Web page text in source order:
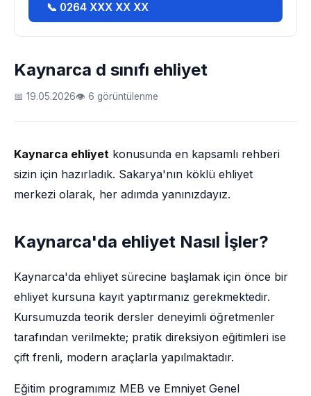
Kaynarca d sınıfı ehliyet
📅 19.05.2026👁 6 görüntülenme
Kaynarca ehliyet konusunda en kapsamlı rehberi
sizin için hazırladık. Sakarya'nın köklü ehliyet
merkezi olarak, her adımda yanınızdayız.
Kaynarca'da ehliyet Nasıl İşler?
Kaynarca'da ehliyet sürecine başlamak için önce bir
ehliyet kursuna kayıt yaptırmanız gerekmektedir.
Kursumuzda teorik dersler deneyimli öğretmenler
tarafından verilmekte; pratik direksiyon eğitimleri ise
çift frenli, modern araçlarla yapılmaktadır.
Eğitim programımız MEB ve Emniyet Genel
📞 0264 XXX XX XX